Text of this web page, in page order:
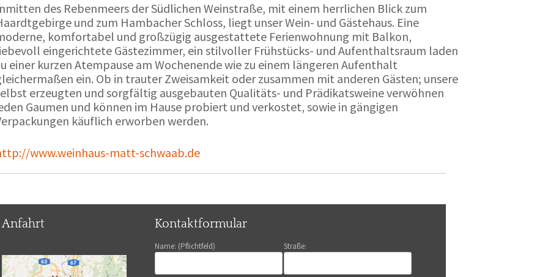
des Rebenmeers der Südlichen Weinstraße, mit einem herrlichen Blick zum
und zum Hambacher Schloss, liegt unser Wein- und Gästehaus. Eine
komfortabel und großzügig ausgestattete Ferienwohnung mit Balkon,
eingerichtete Gästezimmer, ein stilvoller Frühstücks- und Aufenthaltsraum laden
einer kurzen Atempause am Wochenende wie zu einem längeren Aufenthalt
ein. Ob in trauter Zweisamkeit oder zusammen mit anderen Gästen; unsere
erzeugten und sorgfältig ausgebauten Qualitäts- und Prädikatsweine verwöhnen
Gaumen und können im Hause probiert und verkostet, sowie in gängigen
käuflich erworben werden.
www.weinhaus-matt-schwaab.de
Anfahrt Kontaktformular
Name: (Pflichtfeld) Straße: